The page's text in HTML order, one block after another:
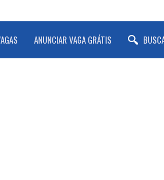
ANUNCIAR VAGA GRÁTIS